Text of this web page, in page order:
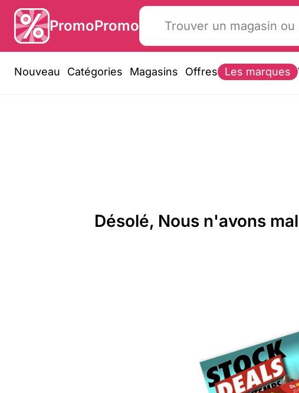
PromoPromo
Nouveau Catégories Magasins Offres Les marques
Désolé, Nous n'avons